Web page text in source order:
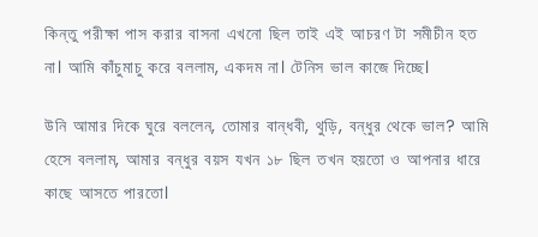
কিন্তু পরীক্ষা পাস করার বাসনা এখনো ছিল তাই এই আচরণ টা সমীচীন হত
না। আমি কাঁচুমাচু করে বললাম, একদম না। টেনিস ভাল কাজে দিচ্ছে।
উনি আমার দিকে ঘুরে বললেন, তোমার বান্ধবী, থুড়ি, বন্ধুর থেকে ভাল? আমি
হেসে বললাম, আমার বন্ধুর বয়স যখন ১৮ ছিল তখন হয়তো ও আপনার ধারে
কাছে আসতে পারতো।